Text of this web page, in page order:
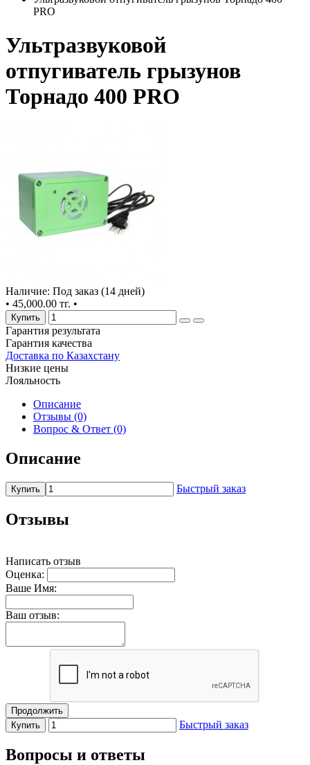
PRO
Ультразвуковой
отпугиватель грызунов
Торнадо 400 PRO
Наличие: Под заказ (14 дней)
• 45,000.00 тг. •
Купить
Гарантия результата
Гарантия качества
Доставка по Казахстану
Низкие цены
Лояльность
Описание
Отзывы (0)
Вопрос & Ответ (0)
Описание
Купить Быстрый заказ
Отзывы
Написать отзыв
Оценка:
Ваше Имя:
Ваш отзыв:
Продолжить
Купить
Быстрый заказ
Вопросы и ответы